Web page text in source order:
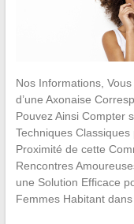
Nos Informations,
d’une Axonaise
Pouvez Ainsi Compter
Techniques
Proximité de cette
Rencontres
une Solution Efficace
Femmes Habitant